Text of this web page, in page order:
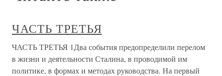
ЧАСТЬ ТРЕТЬЯ
ЧАСТЬ ТРЕТЬЯ 1Два события предопределили перелом
в жизни и деятельности Сталина, в проводимой им
политике, в формах и методах руководства. На первый